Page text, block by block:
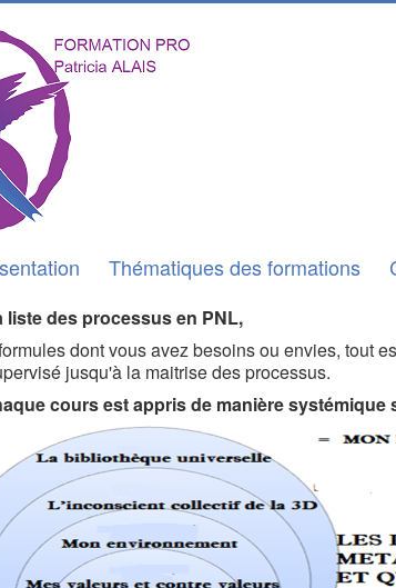
Thématiques des formations
liste des processus en PNL,
dont vous avez besoins ou envies, tout
jusqu'à la maitrise des processus.
cours est appris de manière systémique